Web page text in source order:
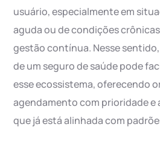
usuário, especialmente em
aguda ou de condições
gestão contínua. Nesse
de um seguro de saúde pode
esse ecossistema, oferecendo
agendamento com prioridade e
que já está alinhada com